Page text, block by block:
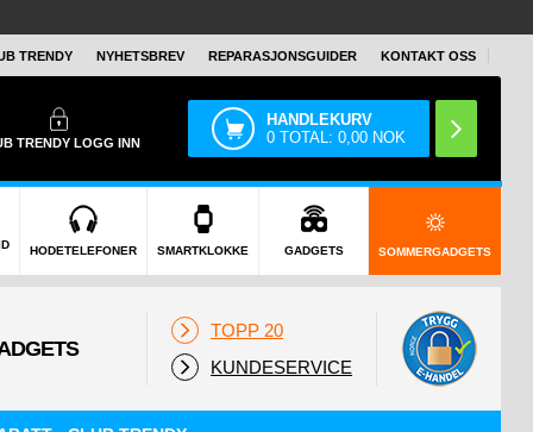
TRENDY NYHETSBREV REPARASJONSGUIDER KONTAKT OSS
TRENDYLOGG INN
HANDLEKURV
0 TOTAL:0,00 NOK
HODETELEFONER SMARTKLOKKE GADGETS SOMMERGADGETS
TOPP 20
KUNDESERVICE